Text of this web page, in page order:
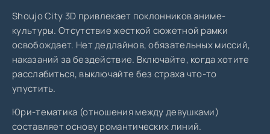
Shoujo City 3D привлекает поклонников аниме-
культуры. Отсутствие жесткой сюжетной рамки
освобождает. Нет дедлайнов, обязательных миссий,
наказаний за бездействие. Включайте, когда хотите
расслабиться, выключайте без страха что-то
упустить.
Юри-тематика (отношения между девушками)
составляет основу романтических линий.